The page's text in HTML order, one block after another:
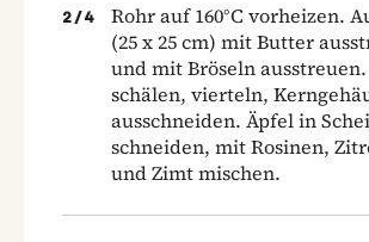
2 /4
Rohr auf 160°C vorheizen.
(25 x 25 cm) mit Butter
und mit Bröseln
schälen, vierteln,
ausschneiden. Äpfel in
schneiden, mit Rosinen,
und Zimt mischen.